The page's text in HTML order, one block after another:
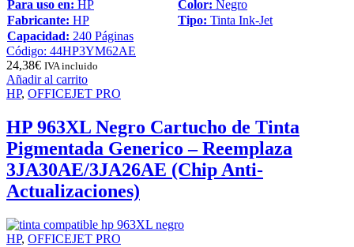
Para uso en: HP Color: Negro
Fabricante: HP Tipo: Tinta Ink-Jet
Capacidad: 240 Páginas
Código: 44HP3YM62AE
24,38€ IVA incluido
Añadir al carrito
HP, OFFICEJET PRO
HP 963XL Negro Cartucho de Tinta
Pigmentada Generico – Reemplaza
3JA30AE/3JA26AE (Chip Anti-
Actualizaciones)
HP, OFFICEJET PRO